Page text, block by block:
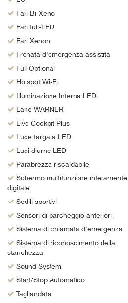
Fari Bi-Xeno
Fari full-LED
Fari Xenon
Frenata d'emergenza assistita
Full Optional
Hotspot Wi-Fi
Illuminazione Interna LED
Lane WARNER
Live Cockpit Plus
Luce targa a LED
Luci diurne LED
Parabrezza riscaldabile
Schermo multifunzione interamente
digitale
Sedili sportivi
Sensori di parcheggio anteriori
Sistema di chiamata d'emergenza
Sistema di riconoscimento della
stanchezza
Sound System
Start/Stop Automatico
Tagliandata
Cookie per il
Cookie analitici
Cookie di marketing